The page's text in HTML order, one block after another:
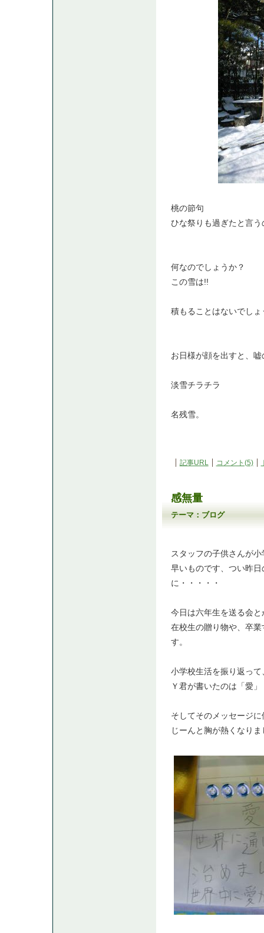
桃の節句
ひな祭りも過ぎたと言う
何なのでしょうか？
この雪は!!
積もることはないでし
お日様が顔を出すと、
淡雪チラチラ
名残雪。
記事URL コメント(5)
感無量
テーマ：ブログ
スタッフの子供さんが
早いものです、つい昨
に・・・・・
今日は六年生を送る会
在校生の贈り物や、卒
す。
小学校生活を振り返っ
Ｙ君が書いたのは「愛」
そしてそのメッセージ
じーんと胸が熱くなりま